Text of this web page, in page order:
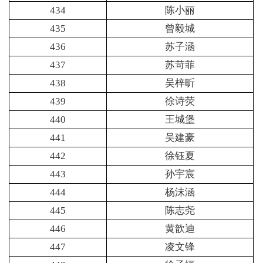
434
陈小丽
435
曾毅城
436
苏子涵
437
苏苛菲
438
吴梓昕
439
徐诗荧
440
王城堡
441
吴建豪
442
徐钰夏
443
孙宇宸
444
杨沫涵
445
陈志尧
446
黄歆迪
447
凌文锋